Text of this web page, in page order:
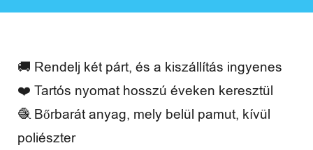
é
l
e
🚚 Rendelj két párt, és a kiszállítás ingyenes
❤️ Tartós nyomat hosszú éveken keresztül
🧶 Bőrbarát anyag, mely belül pamut, kívül
poliészter